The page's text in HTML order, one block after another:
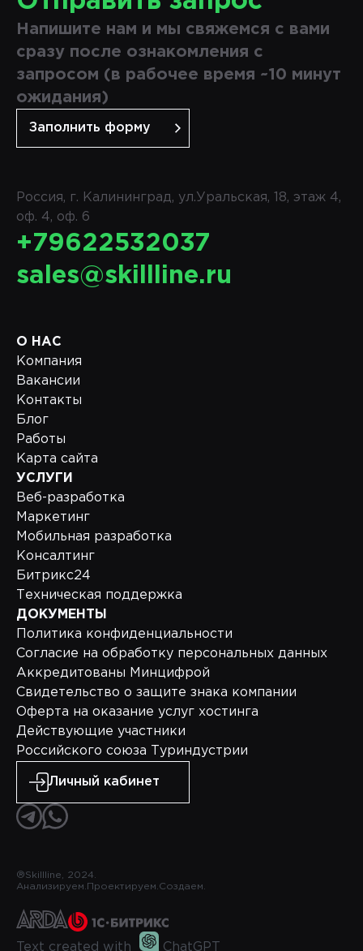
Напишите нам и мы свяжемся с вами
сразу после ознакомления с
запросом (в рабочее время ~10 минут
ожидания)
Заполнить форму
Россия, г. Калининград, ул.Уральская, 18, этаж 4,
оф. 4, оф. 6
+79622532037
sales@skillline.ru
О НАС
Компания
Вакансии
Контакты
Блог
Работы
Карта сайта
УСЛУГИ
Веб-разработка
Маркетинг
Мобильная разработка
Консалтинг
Битрикс24
Техническая поддержка
ДОКУМЕНТЫ
Политика конфиденциальности
Согласие на обработку персональных данных
Аккредитованы Минцифрой
Свидетельство о защите знака компании
Оферта на оказание услуг хостинга
Действующие участники
Российского союза Туриндустрии
Личный кабинет
®Skillline, 2024.
Анализируем. Проектируем. Создаем.
Text created with ChatGPT